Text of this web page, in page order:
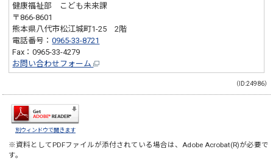
健康福祉部 こども未来課
〒866-8601
熊本県八代市松江城町1-25 2階
電話番号：0965-33-8721
Fax：0965-33-4279
お問い合わせフォーム
（ID:24986）
別ウィンドウで開きます
※資料としてPDFファイルが添付されている場合は、Adobe Acrobat(R)が必要で
す。